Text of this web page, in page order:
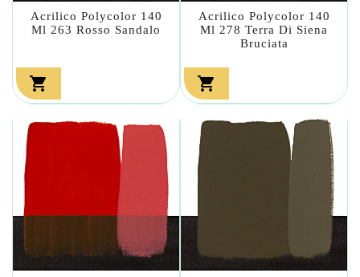
Acrilico Polycolor 140
Ml 263 Rosso Sandalo

Acrilico Polycolor 140
Ml 278 Terra Di Siena
Bruciata
